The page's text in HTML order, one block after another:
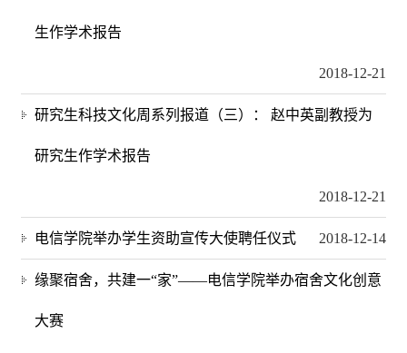
生作学术报告
2018-12-21
研究生科技文化周系列报道（三）： 赵中英副教授为
研究生作学术报告
2018-12-21
电信学院举办学生资助宣传大使聘任仪式 2018-12-14
缘聚宿舍，共建一“家”——电信学院举办宿舍文化创意
大赛